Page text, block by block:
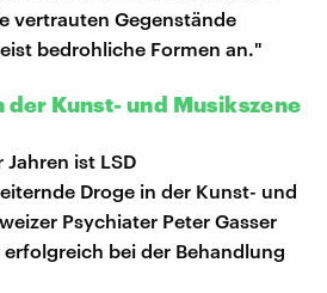
vertrauten Gegenstände
bedrohliche Formen an."
der Kunst- und Musikszene
ist LSD
Droge in der Kunst- und
Psychiater Peter Gasser
bei der Behandlung